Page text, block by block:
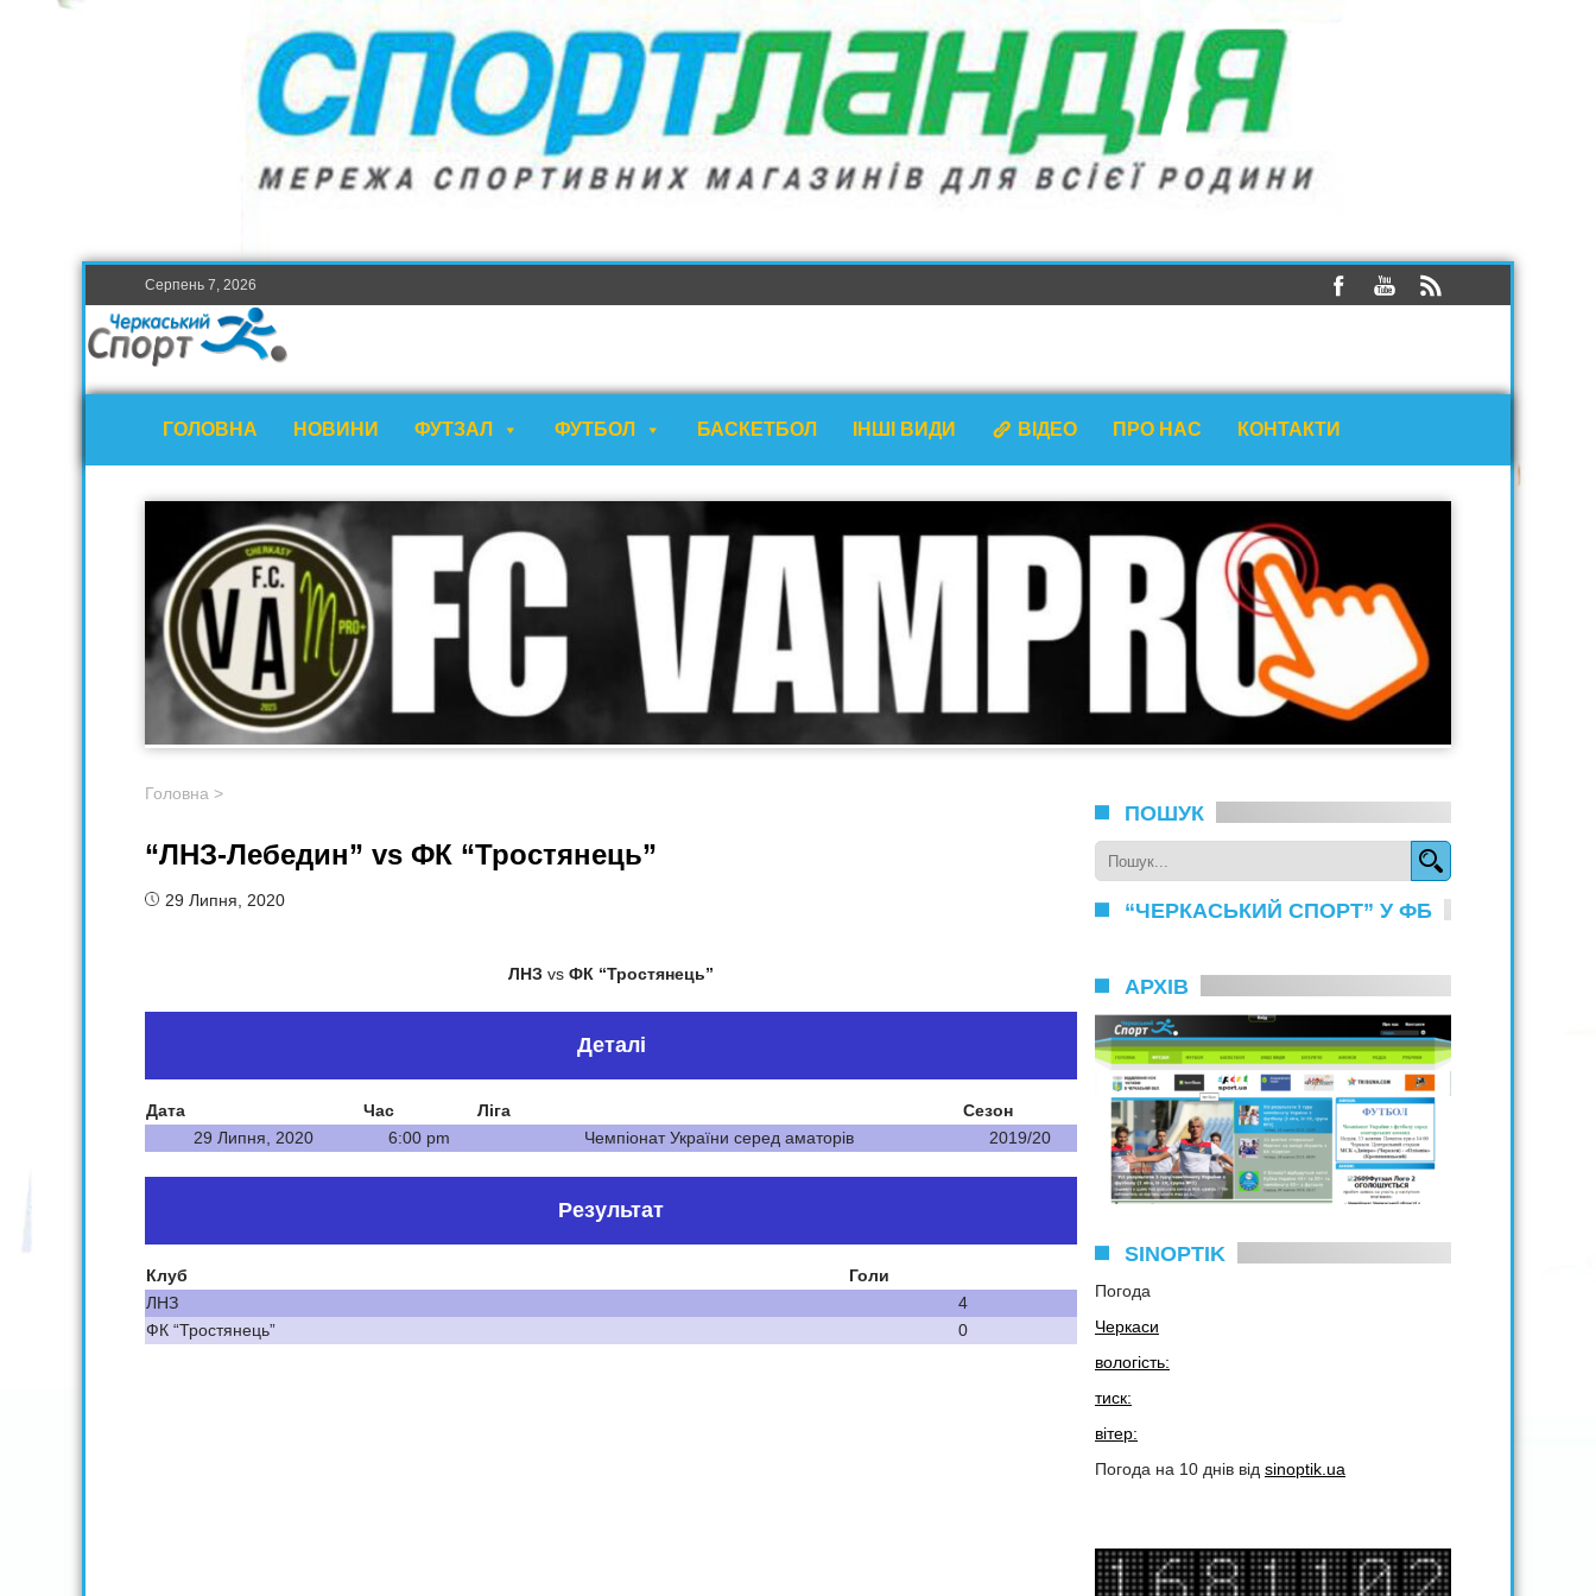
Серпень 7, 2026
ГОЛОВНА НОВИНИ ФУТЗАЛ ФУТБОЛ БАСКЕТБОЛ ІНШІ ВИДИ ВІДЕО ПРО НАС КОНТАКТИ
Головна >
“ЛНЗ-Лебедин” vs ФК “Тростянець”
29 Липня, 2020
ЛНЗ vs ФК “Тростянець”
Деталі
Дата Час Ліга
Сезон
29 Липня, 2020
6:00 pm Чемпіонат України серед аматорів 2019/20
Результат
Клуб
Голи
ЛНЗ
4
ФК “Тростянець”
0
ПОШУК
“ЧЕРКАСЬКИЙ СПОРТ” У ФБ
АРХІВ
SINOPTIK
Погода
Черкаси
вологість:
тиск:
вітер:
Погода на 10 днів від sinoptik.ua